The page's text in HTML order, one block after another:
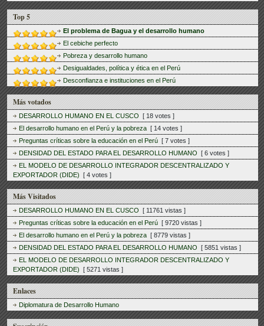
Top 5
El problema de Bagua y el desarrollo humano
El cebiche perfecto
Pobreza y desarrollo humano
Desigualdades, política y ética en el Perú
Desconfianza e instituciones en el Perú
Más votados
DESARROLLO HUMANO EN EL CUSCO [ 18 votes ]
El desarrollo humano en el Perú y la pobreza [ 14 votes ]
Preguntas críticas sobre la educación en el Perú [ 7 votes ]
DENSIDAD DEL ESTADO PARA EL DESARROLLO HUMANO [ 6 votes ]
EL MODELO DE DESARROLLO INTEGRADOR DESCENTRALIZADO Y
EXPORTADOR (DIDE) [ 4 votes ]
Más Visitados
DESARROLLO HUMANO EN EL CUSCO [ 11761 vistas ]
Preguntas críticas sobre la educación en el Perú [ 9720 vistas ]
El desarrollo humano en el Perú y la pobreza [ 8779 vistas ]
DENSIDAD DEL ESTADO PARA EL DESARROLLO HUMANO [ 5851 vistas ]
EL MODELO DE DESARROLLO INTEGRADOR DESCENTRALIZADO Y
EXPORTADOR (DIDE) [ 5271 vistas ]
Enlaces
Diplomatura de Desarrollo Humano